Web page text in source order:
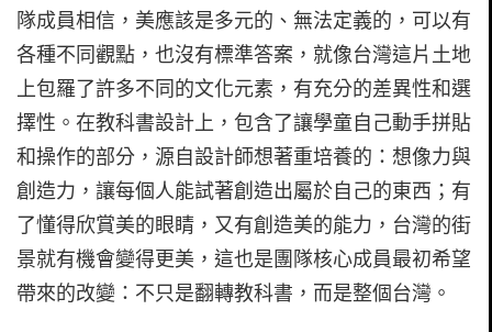
隊成員相信，美應該是多元的、無法定義的，可以有
各種不同觀點，也沒有標準答案，就像台灣這片土地
上包羅了許多不同的文化元素，有充分的差異性和選
擇性。在教科書設計上，包含了讓學童自己動手拼貼
和操作的部分，源自設計師想著重培養的：想像力與
創造力，讓每個人能試著創造出屬於自己的東西；有
了懂得欣賞美的眼睛，又有創造美的能力，台灣的街
景就有機會變得更美，這也是團隊核心成員最初希望
帶來的改變：不只是翻轉教科書，而是整個台灣。